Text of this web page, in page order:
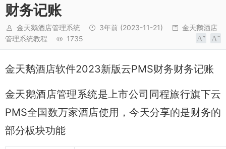
财务记账
金天鹅酒店管理系统 3年前 (2023-11-21)
金天鹅酒店
管理系统教程
1735
金天鹅酒店软件2023新版云PMS财务财务记账
金天鹅酒店管理系统是上市公司同程旅行旗下云
PMS全国数万家酒店使用，今天分享的是财务的
部分板块功能